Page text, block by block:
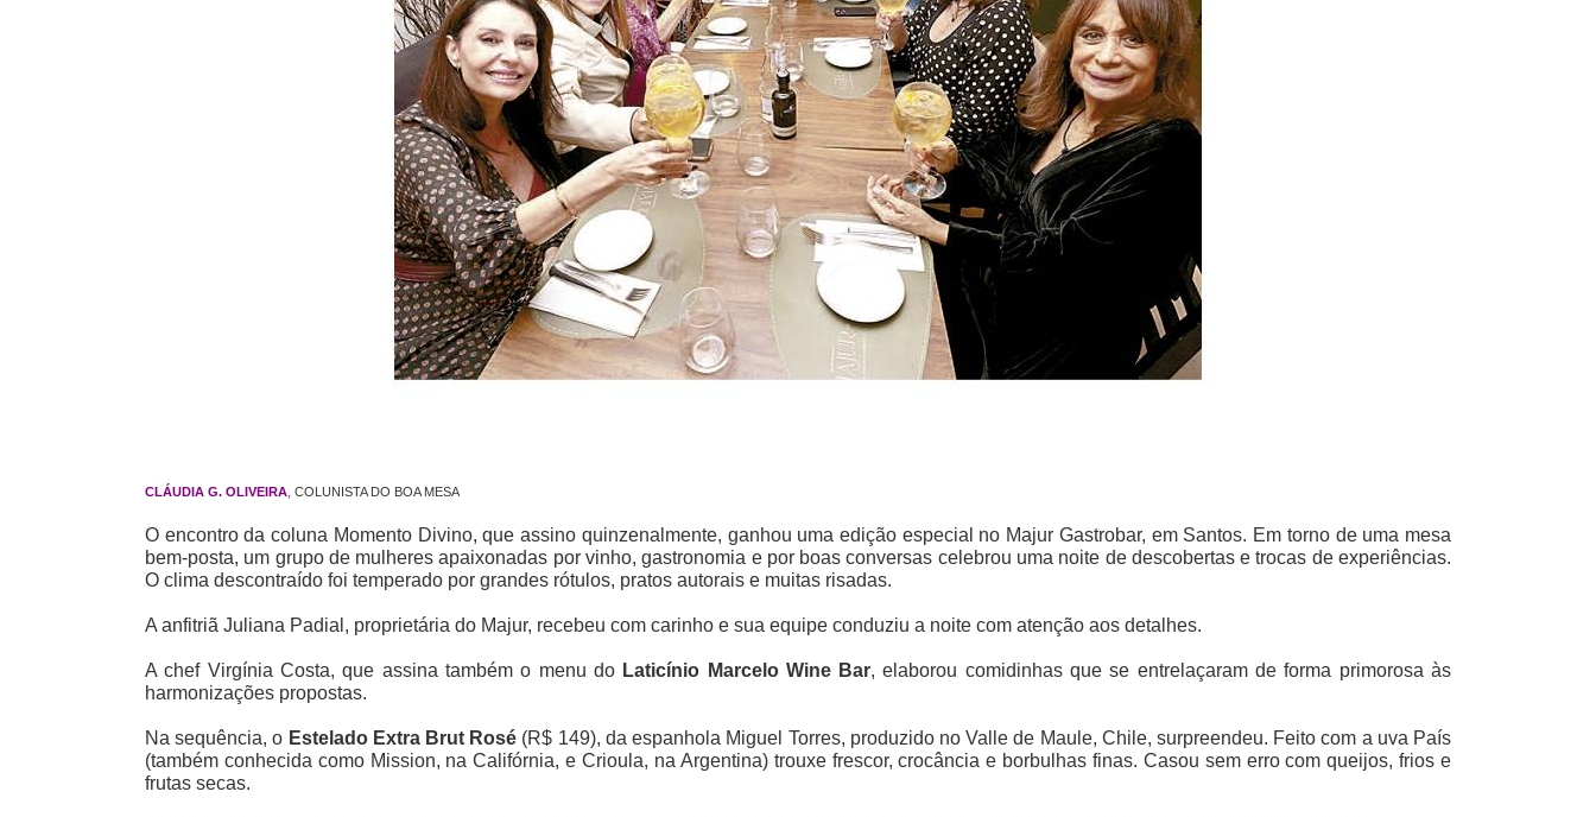
CLÁUDIA G. OLIVEIRA , COLUNISTA DO BOA MESA
O encontro da coluna Momento Divino, que assino quinzenalmente, ganhou uma edição especial no Majur Gastrobar, em Santos. Em torno de uma mesa
bem-posta, um grupo de mulheres apaixonadas por vinho, gastronomia e por boas conversas celebrou uma noite de descobertas e trocas de experiências.
O clima descontraído foi temperado por grandes rótulos, pratos autorais e muitas risadas.
A anfitriã Juliana Padial, proprietária do Majur, recebeu com carinho e sua equipe conduziu a noite com atenção aos detalhes.
A chef Virgínia Costa, que assina também o menu do Laticínio Marcelo Wine Bar, elaborou comidinhas que se entrelaçaram de forma primorosa às
harmonizações propostas.
Na sequência, o Estelado Extra Brut Rosé (R$ 149), da espanhola Miguel Torres, produzido no Valle de Maule, Chile, surpreendeu. Feito com a uva País
(também conhecida como Mission, na Califórnia, e Crioula, na Argentina) trouxe frescor, crocância e borbulhas finas. Casou sem erro com queijos, frios e
frutas secas.